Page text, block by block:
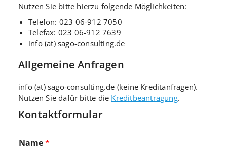
Nutzen Sie bitte hierzu folgende Möglichkeiten:
Telefon: 023 06-912 7050
Telefax: 023 06-912 7639
info (at) sago-consulting.de
Allgemeine Anfragen
info (at) sago-consulting.de (keine Kreditanfragen).
Nutzen Sie dafür bitte die Kreditbeantragung.
Kontaktformular
Name*